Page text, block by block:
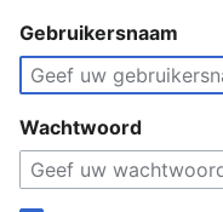
Gebruikersnaam
Wachtwoord